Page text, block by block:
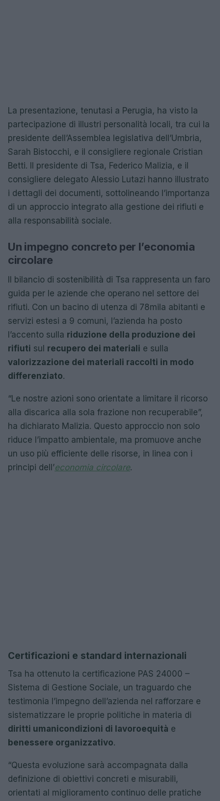
La presentazione, tenutasi a Perugia, ha visto la
partecipazione di illustri personalità locali, tra cui la
presidente dell’Assemblea legislativa dell’Umbria,
Sarah Bistocchi, e il consigliere regionale Cristian
Betti. Il presidente di Tsa, Federico Malizia, e il
consigliere delegato Alessio Lutazi hanno illustrato
i dettagli dei documenti, sottolineando l’importanza
di un approccio integrato alla gestione dei rifiuti e
alla responsabilità sociale.
Un impegno concreto per l’economia
circolare
Il bilancio di sostenibilità di Tsa rappresenta un faro
guida per le aziende che operano nel settore dei
rifiuti. Con un bacino di utenza di 78mila abitanti e
servizi estesi a 9 comuni, l’azienda ha posto
l’accento sulla riduzione della produzione dei
rifiuti sul recupero dei materiali e sulla
valorizzazione dei materiali raccolti in modo
differenziato.
“Le nostre azioni sono orientate a limitare il ricorso
alla discarica alla sola frazione non recuperabile”,
ha dichiarato Malizia. Questo approccio non solo
riduce l’impatto ambientale, ma promuove anche
un uso più efficiente delle risorse, in linea con i
principi dell’economia circolare.
Certificazioni e standard internazionali
Tsa ha ottenuto la certificazione PAS 24000 –
Sistema di Gestione Sociale, un traguardo che
testimonia l’impegno dell’azienda nel rafforzare e
sistematizzare le proprie politiche in materia di
diritti umanicondizioni di lavoroequità e
benessere organizzativo.
“Questa evoluzione sarà accompagnata dalla
definizione di obiettivi concreti e misurabili,
orientati al miglioramento continuo delle pratiche